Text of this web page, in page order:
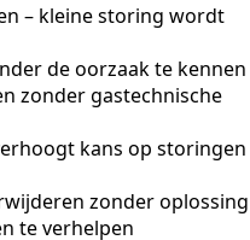
– kleine storing wordt
de oorzaak te kennen
zonder gastechnische
kans op storingen
zonder oplossing
te verhelpen